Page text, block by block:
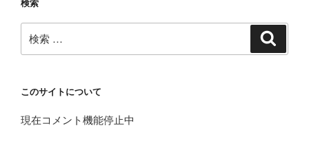
検索
検
索:
このサイトについて
現在コメント機能停止中